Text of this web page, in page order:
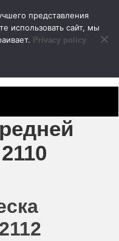
только, новинки зарубежного
представления
использовать сайт, мы
Privacy policy